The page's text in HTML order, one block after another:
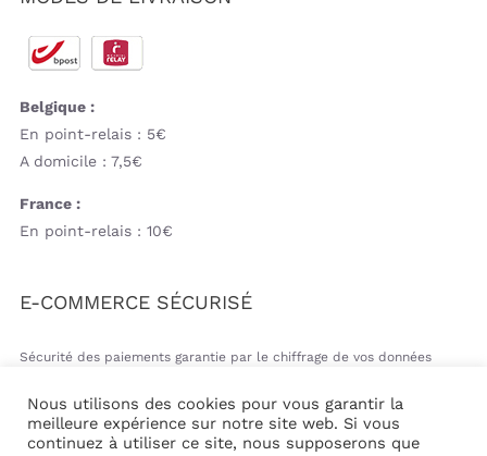
Belgique :
En point-relais : 5€
A domicile : 7,5€
France :
En point-relais : 10€
E-COMMERCE SÉCURISÉ
Sécurité des paiements garantie par le chiffrage de vos données
Nous utilisons des cookies pour vous garantir la
meilleure expérience sur notre site web. Si vous
continuez à utiliser ce site, nous supposerons que